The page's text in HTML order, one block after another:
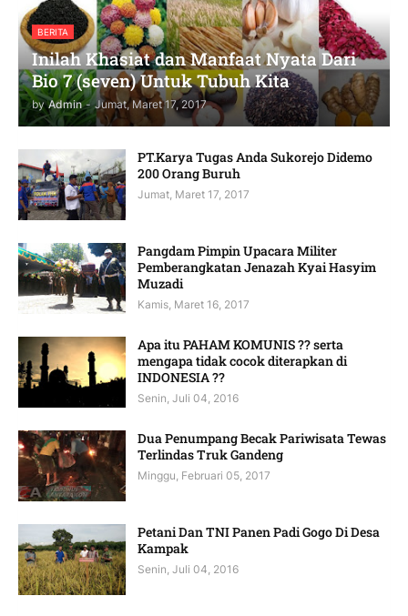
BERITA
Inilah Khasiat dan Manfaat Nyata Dari
Bio 7 (seven) Untuk Tubuh Kita
by Admin - Jumat, Maret 17, 2017
PT.Karya Tugas Anda Sukorejo Didemo
200 Orang Buruh
Jumat, Maret 17, 2017
Pangdam Pimpin Upacara Militer
Pemberangkatan Jenazah Kyai Hasyim
Muzadi
Kamis, Maret 16, 2017
Apa itu PAHAM KOMUNIS ?? serta
mengapa tidak cocok diterapkan di
INDONESIA ??
Senin, Juli 04, 2016
Dua Penumpang Becak Pariwisata Tewas
Terlindas Truk Gandeng
Minggu, Februari 05, 2017
Petani Dan TNI Panen Padi Gogo Di Desa
Kampak
Senin, Juli 04, 2016